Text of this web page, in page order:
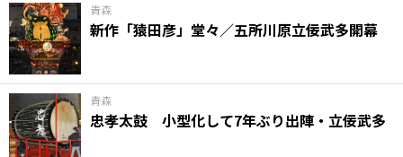
青森
新作「猿田彦」堂々／五所川原立佞武多開幕
青森
忠孝太鼓 小型化して7年ぶり出陣・立佞武多